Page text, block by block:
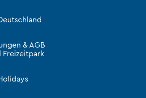
& AGB
Freizeitpark